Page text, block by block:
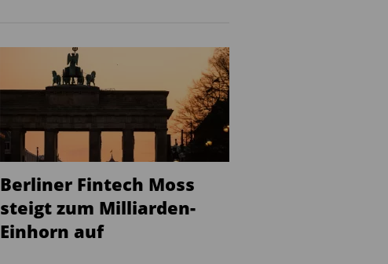
Berliner Fintech Moss
steigt zum Milliarden-
Einhorn auf